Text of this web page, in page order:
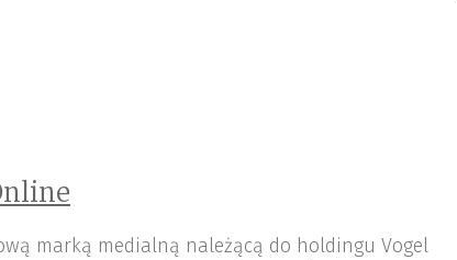
marką medialną należącą do holdingu Vogel